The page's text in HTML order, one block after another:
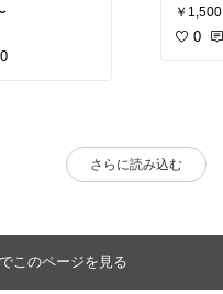
っと見つけて
。小銭入れ、
ド部分が一回
のがとても使
0
￥1,500
0
さらに読み込む
このページを見る